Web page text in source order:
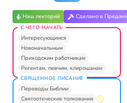
Наш лекторий Сделано в
С ЧЕГО НАЧАТЬ
Интересующимся
Новоначальным
Приходским работникам
Регентам, певчим, клирошанам
СВЯЩЕННОЕ ПИСАНИЕ
Переводы Библии
Святоотеческие толкования